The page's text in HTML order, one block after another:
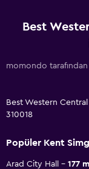
Best
momondo
Best Western
310018
Popüler Kent
Arad City Hall
177 m